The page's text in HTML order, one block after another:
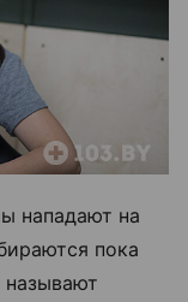
нападают на
пока